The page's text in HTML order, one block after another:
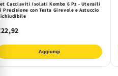
Cacciaviti Isolati Kombo 6 Pz - Utensili
Precisione con Testa Girevole e Astuccio
Aggiungi